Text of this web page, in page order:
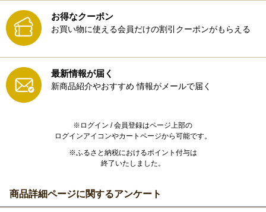
お得なクーポン
お買い物に使える会員だけの割引クーポンがもらえる
最新情報が届く
新商品紹介やおすすめ 情報がメールで届く
※ログイン / 会員登録はページ上部の
ログインアイコンやカートページから可能です。
※ふるさと納税におけるポイント付与は
終了いたしました。
商品詳細ページに関するアンケート